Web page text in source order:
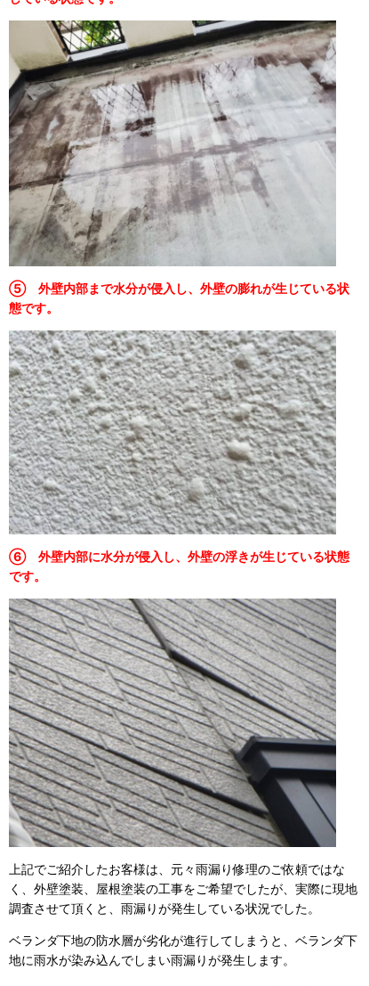
⑤ 外壁内部まで水分が侵入し、外壁の膨れが生じている状
態です。
⑥ 外壁内部に水分が侵入し、外壁の浮きが生じている状態
です。
上記でご紹介したお客様は、元々雨漏り修理のご依頼ではな
く、外壁塗装、屋根塗装の工事をご希望でしたが、実際に現地
調査させて頂くと、雨漏りが発生している状況でした。
ベランダ下地の防水層が劣化が進行してしまうと、ベランダ下
地に雨水が染み込んでしまい雨漏りが発生します。